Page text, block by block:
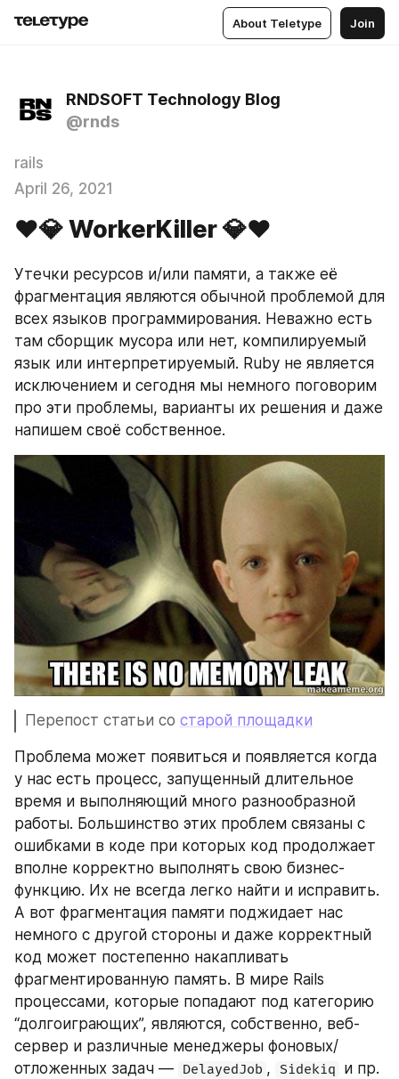
About Teletype Join
RNDSOFT Technology Blog
@rnds
rails
April 26, 2021
❤️💎 WorkerKiller 💎❤️
Утечки ресурсов и/или памяти, а также её
фрагментация являются обычной проблемой для
всех языков программирования. Неважно есть
там сборщик мусора или нет, компилируемый
язык или интерпретируемый. Ruby не является
исключением и сегодня мы немного поговорим
про эти проблемы, варианты их решения и даже
напишем своё собственное.
Перепост статьи со старой площадки
Проблема может появиться и появляется когда
у нас есть процесс, запущенный длительное
время и выполняющий много разнообразной
работы. Большинство этих проблем связаны с
ошибками в коде при которых код продолжает
вполне корректно выполнять свою бизнес-
функцию. Их не всегда легко найти и исправить.
А вот фрагментация памяти поджидает нас
немного с другой стороны и даже корректный
код может постепенно накапливать
фрагментированную память. В мире Rails
процессами, которые попадают под категорию
“долгоиграющих”, являются, собственно, веб-
сервер и различные менеджеры фоновых/
отложенных задач — DelayedJob , Sidekiq и пр.